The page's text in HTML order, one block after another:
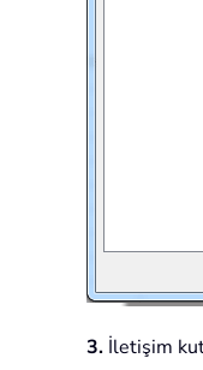
3. İletişim